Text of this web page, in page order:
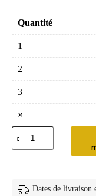
Quantité
1
2
3+
×
quantité
de
Protège-
siliconeDates de livraison